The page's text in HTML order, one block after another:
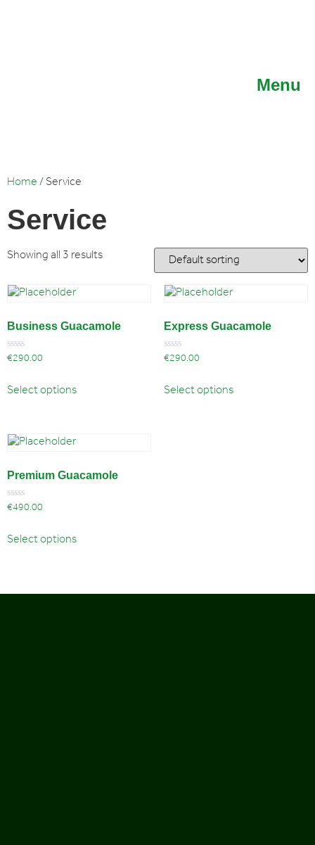
Menu
Home / Service
Service
Showing all 3 results
Business Guacamole
Rated
of
5
€290.00
Select options
Express Guacamole
Rated
of
5
€290.00
Select options
Premium Guacamole
Rated
of
5
€490.00
Select options